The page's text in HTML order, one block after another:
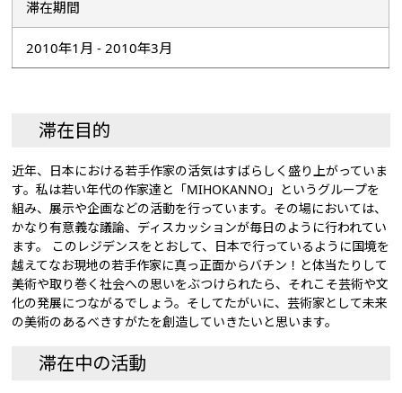
滞在期間
2010年1月 - 2010年3月
滞在目的
近年、日本における若手作家の活気はすばらしく盛り上がっていま
す。私は若い年代の作家達と「MIHOKANNO」というグループを
組み、展示や企画などの活動を行っています。その場においては、
かなり有意義な議論、ディスカッションが毎日のように行われてい
ます。 このレジデンスをとおして、日本で行っているように国境を
越えてなお現地の若手作家に真っ正面からバチン！と体当たりして
美術や取り巻く社会への思いをぶつけられたら、それこそ芸術や文
化の発展につながるでしょう。そしてたがいに、芸術家として未来
の美術のあるべきすがたを創造していきたいと思います。
滞在中の活動